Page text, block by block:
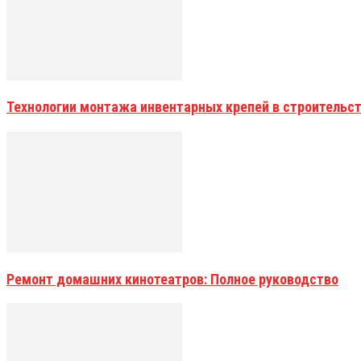
Технологии монтажа инвентарных крепей в
Ремонт домашних кинотеатров: Полное руководство